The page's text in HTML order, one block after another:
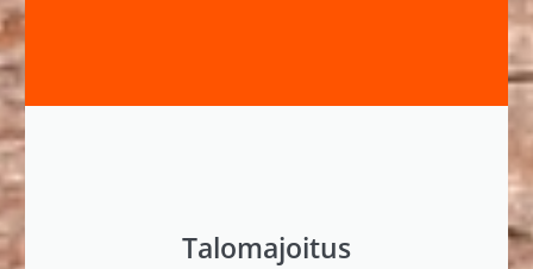
Talomajoitus